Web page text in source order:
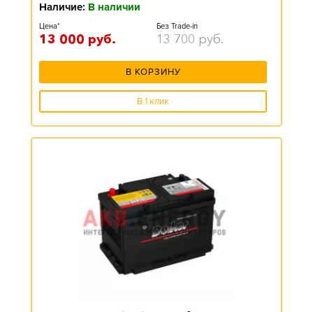
Наличие: В наличии
Цена*
13 000 руб.
Без Trade-in
13 700 руб.
В КОРЗИНУ
В 1 клик